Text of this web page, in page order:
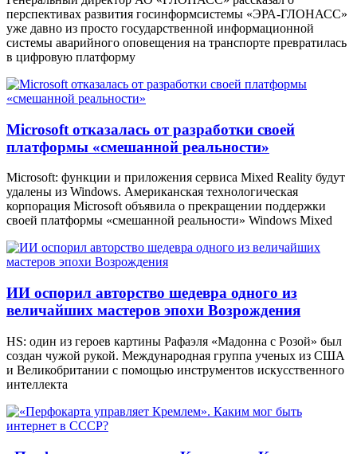
перспективах развития госинформсистемы «ЭРА-ГЛОНАСС»
уже давно из просто государственной информационной
системы аварийного оповещения на транспорте превратилась
в цифровую платформу
Microsoft отказалась от разработки своей
платформы «смешанной реальности»
Microsoft: функции и приложения сервиса Mixed Reality будут
удалены из Windows. Американская технологическая
корпорация Microsoft объявила о прекращении поддержки
своей платформы «смешанной реальности» Windows Mixed
ИИ оспорил авторство шедевра одного из
величайших мастеров эпохи Возрождения
HS: один из героев картины Рафаэля «Мадонна с Розой» был
создан чужой рукой. Международная группа ученых из США
и Великобритании с помощью инструментов искусственного
интеллекта